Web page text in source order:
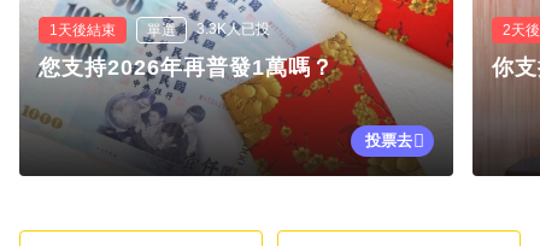
1天後結束 單選 3.3K人已投
您支持2026年再普發1萬嗎？
投票去
2天
你